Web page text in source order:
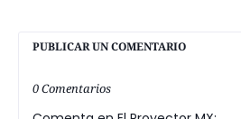
PUBLICAR UN COMENTARIO
0 Comentarios